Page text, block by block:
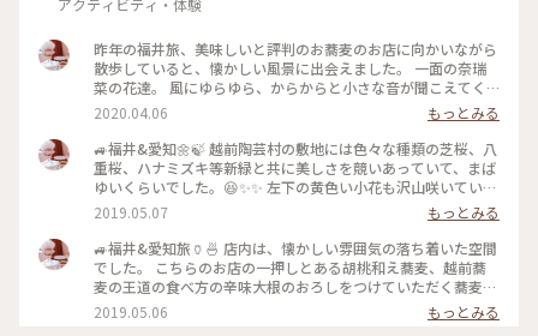
昨年の福井旅、美味しいと評判のお蕎麦のお店に向かいながら
散歩していると、懐かしい風景に出会えました。 一面の奈瑞
菜の花達。 風にゆらゆら、からからと小さな音が聞こえてく
るようです。 幼い頃姉に奈瑞菜の鈴の音がなる遊びを教えても
らい､一心に作った事を思い出しました。 #福井旅#花に癒され
る#のんびり景色も楽しめる#旅の思い出#メルヘン#春の訪れ
2020.04.06
もっとみる
🚙福井&愛知🌼🍃 越前陶芸村の敷地には色々な種類の芝桜、八
重桜、ハナミズキ等新緑と共に美しさを競いあっていて、まば
ゆいくらいでした。😆✨✨ 左下の黄色い小花も沢山咲いてい
て、のんびり、ほっこり、ほっこりそして、うっとり❣️できま
した。 #春爛漫#越前陶芸村お散歩楽し#おでかけ日和
2019.05.07
もっとみる
🚙福井&愛知旅🏺🍜 店内は、懐かしい雰囲気の落ち着いた空間
でした。 こちらのお店の一押しとある胡桃和え蕎麦、越前蕎
麦の王道の食べ方の辛味大根のおろしをつけていただく蕎麦、
季節のタケノコご飯や、天婦羅をオーダーしました。 蕎麦通
ではないので上手くお伝え出来ませんが、歯応え、喉ごしが良
2019.05.06 もっとみる